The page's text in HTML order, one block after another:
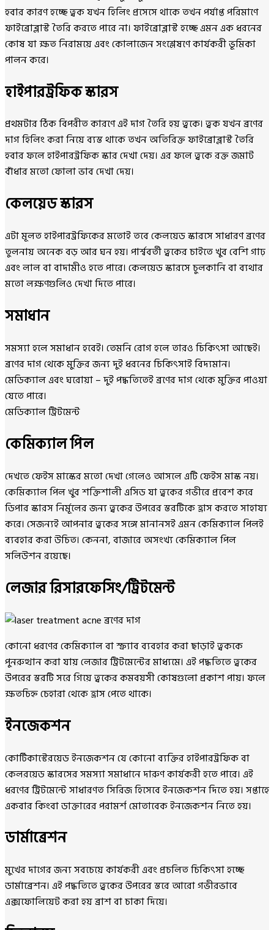
হবার কারণ হচ্ছে ত্বক যখন হিলিং প্রসেসে থাকে তখন পর্যাপ্ত পরিমাণে
ফাইব্রোব্লাস্ট তৈরি করতে পারে না। ফাইব্রোব্লাস্ট হচ্ছে এমন এক ধরনের
কোষ যা ক্ষত নিরাময়ে এবং কোলাজেন সংশ্লেষণে কার্যকরী ভূমিকা
পালন করে।
হাইপারট্রফিক স্কারস
প্রথমটার ঠিক বিপরীত কারণে এই দাগ তৈরি হয় ত্বকে। ত্বক যখন ব্রণের
দাগ হিলিং করা নিয়ে ব্যস্ত থাকে তখন অতিরিক্ত ফাইব্রোব্লাস্ট তৈরি
হবার ফলে হাইপারট্রফিক স্কার দেখা দেয়। এর ফলে ত্বকে রক্ত জমাট
বাঁধার মতো ফোলা ভাব দেখা দেয়।
কেলয়েড স্কারস
এটা মূলত হাইপারট্রফিকের মতোই তবে কেলয়েড স্কারসে সাধারণ ব্রণের
তুলনায় অনেক বড় আর ঘন হয়। পার্শ্ববর্তী ত্বকের চাইতে খুব বেশি গাঢ়
এবং লাল বা বাদামীও হতে পারে। কেলয়েড স্কারসে চুলকানি বা ব্যথার
মতো লক্ষণগুলিও দেখা দিতে পারে।
সমাধান
সমস্যা হলে সমাধান হবেই। তেমনি রোগ হলে তারও চিকিৎসা আছেই।
ব্রণের দাগ থেকে মুক্তির জন্য দুই ধরনের চিকিৎসাই বিদ্যমান।
মেডিক্যাল এবং ঘরোয়া – দুই পদ্ধতিতেই ব্রণের দাগ থেকে মুক্তির পাওয়া
যেতে পারে।
মেডিক্যাল ট্রিটমেন্ট
কেমিক্যাল পিল
দেখতে ফেইস মাস্কের মতো দেখা গেলেও আসলে এটি ফেইস মাস্ক নয়।
কেমিক্যাল পিল খুব শক্তিশালী এসিড যা ত্বকের গভীরে প্রবেশ করে
ডিপার স্কারস নির্মূলের জন্য ত্বকের উপরের স্তরটিকে হ্রাস করতে সাহায্য
করে। সেজন্যই আপনার ত্বকের সঙ্গে মানানসই এমন কেমিক্যাল পিলই
ব্যবহার করা উচিত। কেননা, বাজারে অসংখ্য কেমিক্যাল পিল
সলিউশন রয়েছে।
লেজার রিসারফেসিং/ট্রিটমেন্ট
কোনো ধরণের কেমিক্যাল বা স্ক্র্যাব ব্যবহার করা ছাড়াই ত্বককে
পুনরুত্থান করা যায় লেজার ট্রিটমেন্টের মাধ্যমে। এই পদ্ধতিতে ত্বকের
উপরের স্তরটি সরে গিয়ে ত্বকের কমবয়সী কোষগুলো প্রকাশ পায়। ফলে
ক্ষতচিহ্ন চেহারা থেকে হ্রাস পেতে থাকে।
ইনজেকশন
কোর্টিকাস্টেরয়েড ইনজেকশন যে কোনো ব্যক্তির হাইপারট্রফিক বা
কেলরয়েড স্কারসের সমস্যা সমাধানে দারুণ কার্যকরী হতে পারে। এই
ধরণের ট্রিটমেন্টে সাধারণত সিরিজ হিসেবে ইনজেকশন দিতে হয়। সপ্তাহে
একবার কিংবা ডাক্তারের পরামর্শ মোতাবেক ইনজেকশন নিতে হয়।
ডার্মাব্রেশন
মুখের দাগের জন্য সবচেয়ে কার্যকরী এবং প্রচলিত চিকিৎসা হচ্ছে
ডার্মাব্রেশন। এই পদ্ধতিতে ত্বকের উপরের স্তরে আরো গভীরভাবে
এক্সফোলিয়েট করা হয় ব্রাশ বা চাকা দিয়ে।